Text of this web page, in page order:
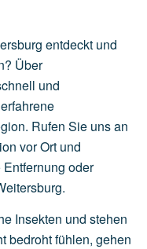
entdeckt und
Über
und
Rufen Sie uns an
vor Ort und
oder
Insekten und stehen
bedroht fühlen, gehen